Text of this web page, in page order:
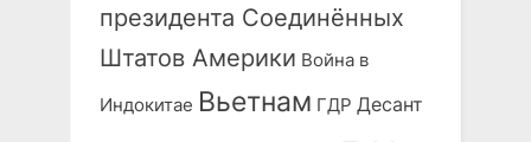
президента Соединённых
Штатов Америки Война в
Индокитае Вьетнам ГДР Десант